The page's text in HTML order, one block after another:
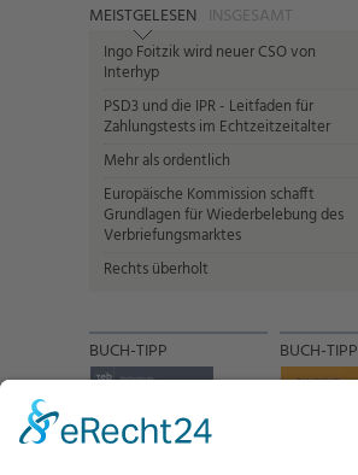
MEISTGELESEN INSGESAMT
Ingo Foitzik wird neuer CSO von
Interhyp
PSD3 und die IPR - Leitfaden für
Zahlungstests im Echtzeitzeitalter
Mehr als ordentlich
Europäische Kommission schafft
Grundlagen für Wiederbelebung des
Verbriefungsmarktes
Rechts überholt
BUCH-TIPP BUCH-TIPP